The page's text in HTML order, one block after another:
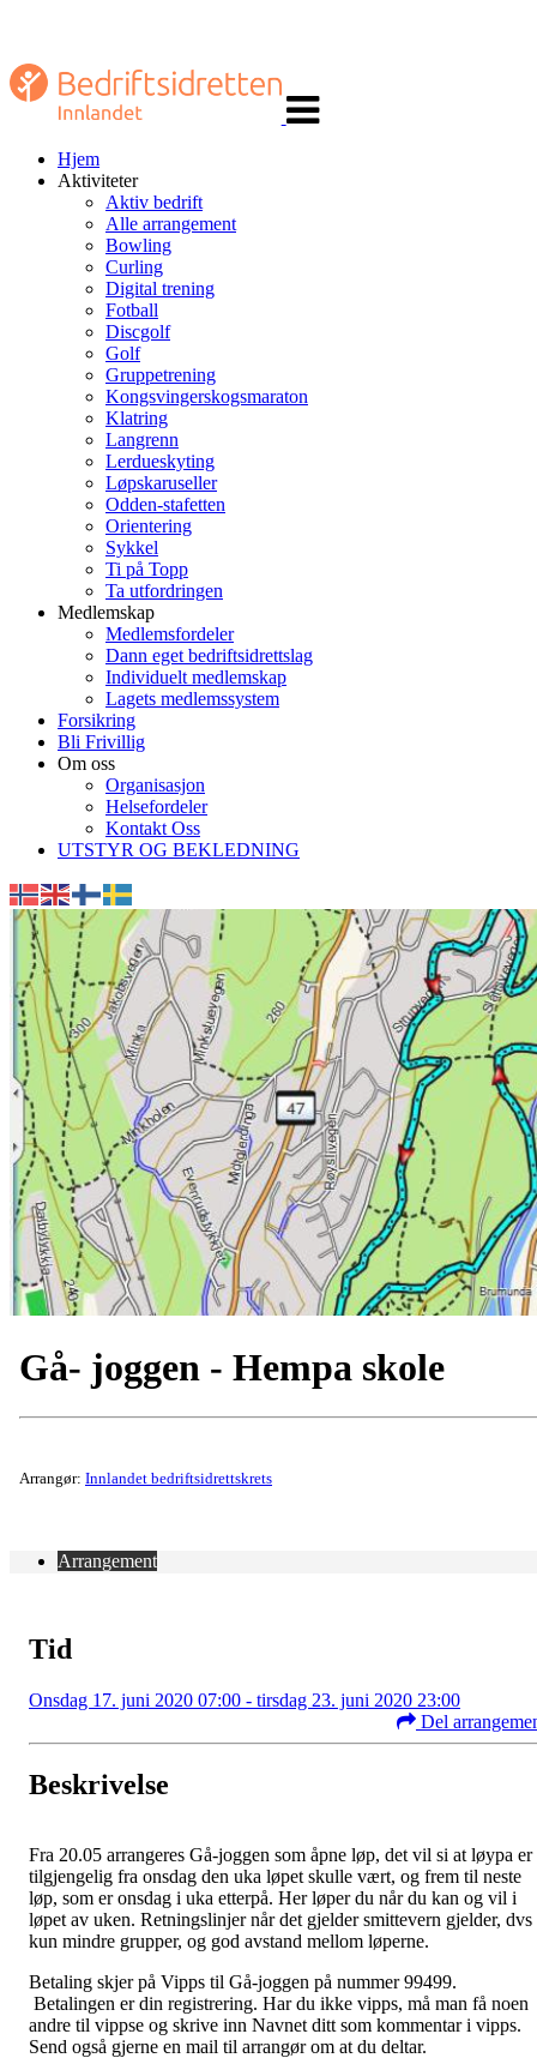
navigasjon
Hjem
Aktiviteter
Aktiv bedrift
Alle arrangement
Bowling
Curling
Digital trening
Fotball
Discgolf
Golf
Gruppetrening
Kongsvingerskogsmaraton
Klatring
Langrenn
Lerdueskyting
Løpskaruseller
Odden-stafetten
Orientering
Sykkel
Ti på Topp
Ta utfordringen
Medlemskap
Medlemsfordeler
Dann eget bedriftsidrettslag
Individuelt medlemskap
Lagets medlemssystem
Forsikring
Bli Frivillig
Om oss
Organisasjon
Helsefordeler
Kontakt Oss
UTSTYR OG BEKLEDNING
Gå- joggen - Hempa skole
Arrangør: Innlandet bedriftsidrettskrets
Arrangement
Tid
Onsdag 17. juni 2020 07:00 - tirsdag 23. juni 2020 23:00
Del
Beskrivelse
Fra 20.05 arrangeres Gå-joggen som åpne løp, det vil si at løypa er
tilgjengelig fra onsdag den uka løpet skulle vært, og frem til neste
løp, som er onsdag i uka etterpå. Her løper du når du kan og vil i
løpet av uken. Retningslinjer når det gjelder smittevern gjelder, dvs
kun mindre grupper, og god avstand mellom løperne.
Betaling skjer på Vipps til Gå-joggen på nummer 99499.
Betalingen er din registrering. Har du ikke vipps, må man få noen
andre til vippse og skrive inn Navnet ditt som kommentar i vipps.
Send også gjerne en mail til arrangør om at du deltar.